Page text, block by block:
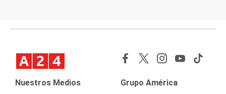
Nuestros Medios Grupo América